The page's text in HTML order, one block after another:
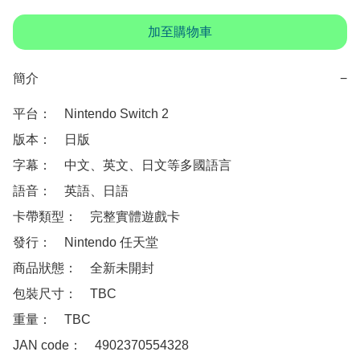
加至購物車
簡介 −
平台：　Nintendo Switch 2
版本：　日版
字幕：　中文、英文、日文等多國語言
語音：　英語、日語
卡帶類型：　完整實體遊戲卡
發行：　Nintendo 任天堂
商品狀態：　全新未開封
包裝尺寸：　TBC
重量：　TBC
JAN code：　4902370554328